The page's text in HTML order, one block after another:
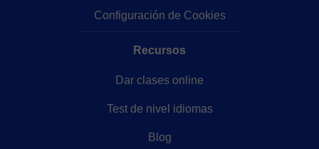
Configuración de Cookies
Recursos
Dar clases online
Test de nivel idiomas
Blog